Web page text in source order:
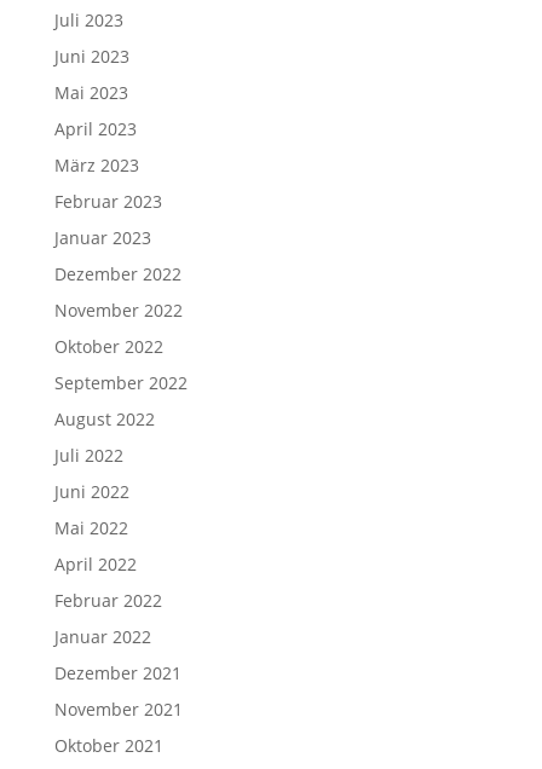
Juli 2023
Juni 2023
Mai 2023
April 2023
März 2023
Februar 2023
Januar 2023
Dezember 2022
November 2022
Oktober 2022
September 2022
August 2022
Juli 2022
Juni 2022
Mai 2022
April 2022
Februar 2022
Januar 2022
Dezember 2021
November 2021
Oktober 2021